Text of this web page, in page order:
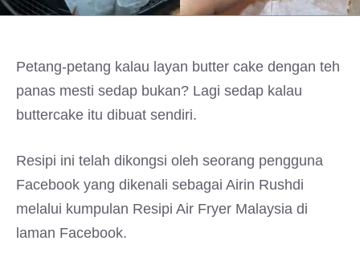
Petang-petang kalau layan butter cake dengan teh
panas mesti sedap bukan? Lagi sedap kalau
buttercake itu dibuat sendiri.
Resipi ini telah dikongsi oleh seorang pengguna
Facebook yang dikenali sebagai Airin Rushdi
melalui kumpulan Resipi Air Fryer Malaysia di
laman Facebook.